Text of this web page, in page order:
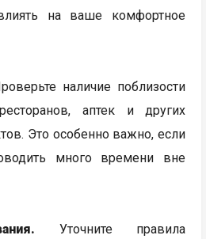
на ваше комфортное
наличие поблизости
аптек и других
Это особенно важно, если
много времени вне
Уточните правила